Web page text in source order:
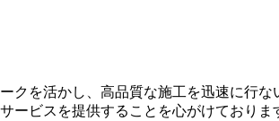
を活かし、高品質な施工を迅速に行な
ービスを提供することを心がけておりま